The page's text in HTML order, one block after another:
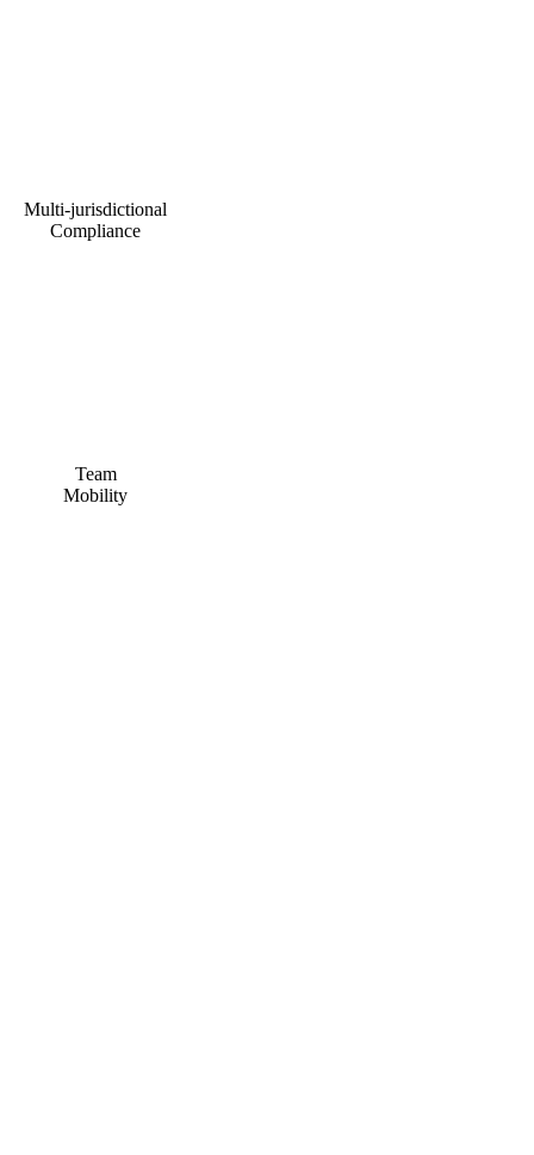
Multi-jurisdictional
Compliance
Team
Mobility